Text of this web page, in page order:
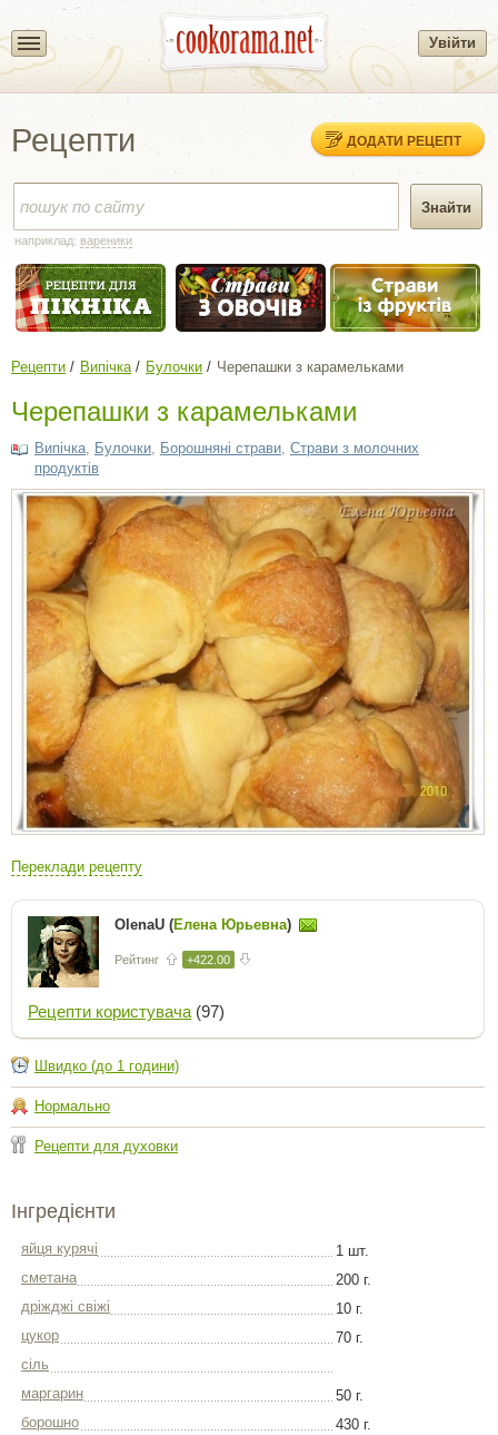
Увійти
Рецепти ДОДАТИ РЕЦЕПТ
наприклад: вареники
Рецепти Випічка Булочки Черепашки з карамельками
Черепашки з карамельками
Випічка Булочки Борошняні страви Страви з молочних
продуктів
Переклади рецепту
OlenaU (Елена Юрьевна)
Рейтинг +422.00
Рецепти користувача (97)
Швидко (до 1 години)
Нормально
Рецепти для духовки
Інгредієнти
яйця курячі
1 шт.
сметана
200 г.
дріжджі свіжі
10 г.
цукор
70 г.
сіль
маргарин
50 г.
борошно
430 г.